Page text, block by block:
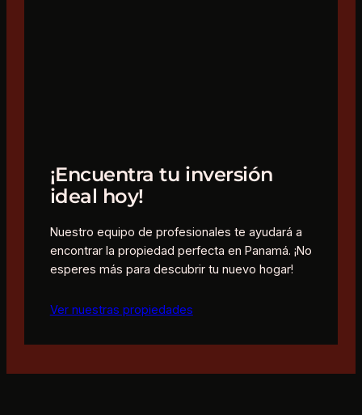
¡Encuentra tu inversión
ideal hoy!
Nuestro equipo de profesionales te ayudará a
encontrar la propiedad perfecta en Panamá. ¡No
esperes más para descubrir tu nuevo hogar!
Ver nuestras propiedades